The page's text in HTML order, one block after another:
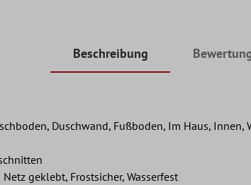
Beschreibung
Duschwand, Fußboden, Im Haus, Innen,
geklebt, Frostsicher, Wasserfest